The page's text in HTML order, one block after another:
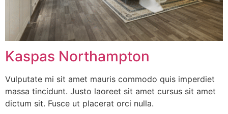
Kaspas Northampton
Vulputate mi sit amet mauris commodo quis imperdiet
massa tincidunt. Justo laoreet sit amet cursus sit amet
dictum sit. Fusce ut placerat orci nulla.